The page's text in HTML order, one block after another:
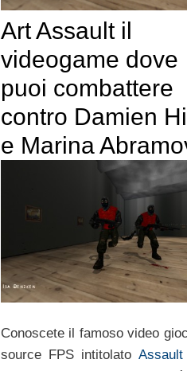
Art Assault il
videogame dove
puoi combattere
contro Damien
e Marina
Conoscete il famoso video
source FPS intitolato